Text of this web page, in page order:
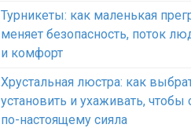
Турникеты: как маленькая
меняет безопасность, поток
и комфорт
Хрустальная люстра: как
установить и ухаживать, чтобы
по-настоящему сияла